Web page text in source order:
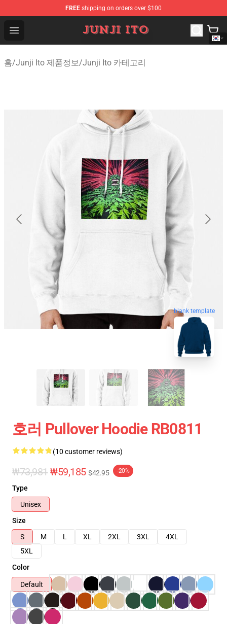
FREE shipping on orders over $100
Open menu
Junji Ito Store - Official Junji Ito Merchandise Shop
홈/Junji Ito 제품정보/Junji Ito 카테고리
blank template
호러 Pullover Hoodie RB0811
(10 customer reviews)
₩73,981 ₩59,185 $42.95 -20%
Type
Unisex
Size
S
M L XL 2XL 3XL
4XL
5XL
Color
Default